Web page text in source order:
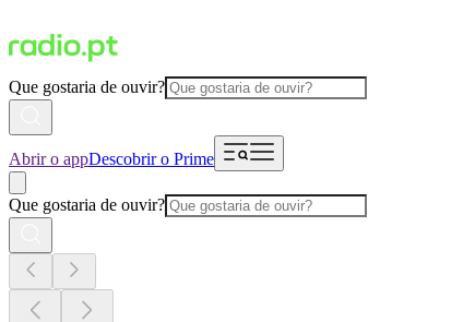
Que gostaria de ouvir?
Abrir o appDescobrir o Prime
Que gostaria de ouvir?